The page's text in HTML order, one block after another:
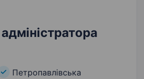
Петропавлівська